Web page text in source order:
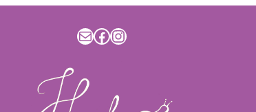
info@hooling.ee
Facebook
Instagram